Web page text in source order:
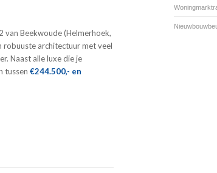
Beekwoude (Helmerhoek,
robuuste architectuur met veel
Naast alle luxe die je
tussen €244.500,- en